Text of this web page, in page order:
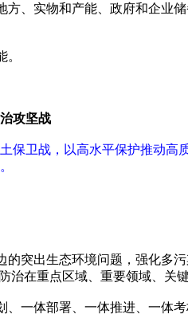
、实物和产能、政府和企业
攻坚战
卫战，以高水平保护推动
突出生态环境问题，强化多
在重点区域、重要领域、关
一体部署、一体推进、一体考